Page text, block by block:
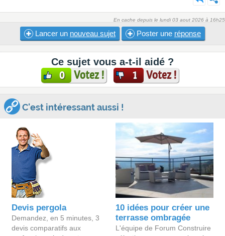
En cache depuis le lundi 03 aout 2026 à 16h25
Lancer un nouveau sujet Poster une réponse
Ce sujet vous a-t-il aidé ?
0 Votez ! 1 Votez !
C'est intéressant aussi !
Devis pergola
Demandez, en 5 minutes, 3
devis comparatifs aux
10 idées pour créer une
terrasse ombragée
L'équipe de Forum Construire